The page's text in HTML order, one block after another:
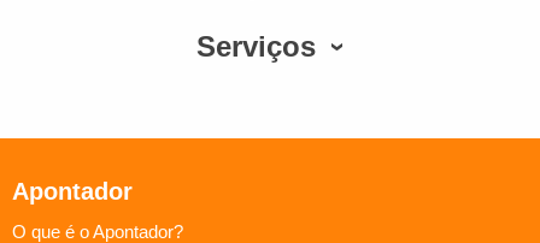
Serviços
Apontador
O que é o Apontador?